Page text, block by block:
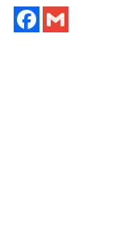
Facebook